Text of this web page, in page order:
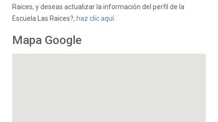
Raices, y deseas actualizar la información del perfil de la
Escuela Las Raices?, haz clic aquí.
Mapa Google